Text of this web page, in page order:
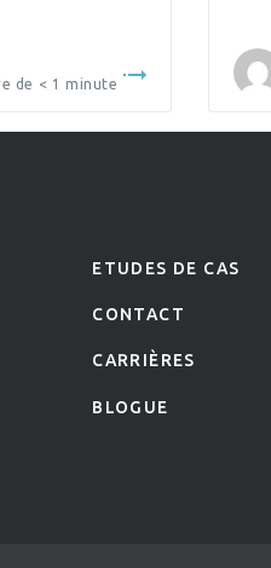
Code Parcourez
de < 1 minute
le
ETUDES DE CAS
CONTACT
CARRIÈRES
BLOGUE